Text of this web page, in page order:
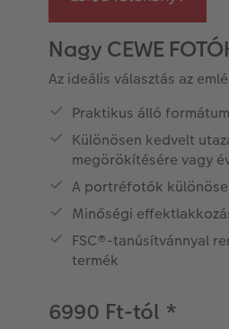
Nagy CEWE
Az ideális választás az
Praktikus álló
Különösen kedvelt
megörökítésére vagy
A portréfotók
Minőségi
FSC®-tanúsítvánnyal
termék
6990 Ft-tól *